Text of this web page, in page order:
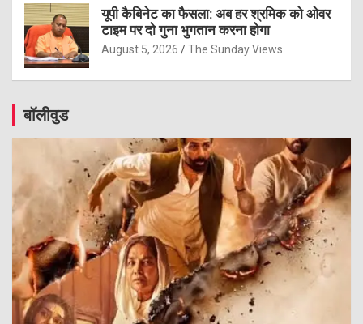
यूपी कैबिनेट का फैसला: अब हर श्रमिक को ओवर
टाइम पर दो गुना भुगतान करना होगा
August 5, 2026 The Sunday Views
बॉलीवुड